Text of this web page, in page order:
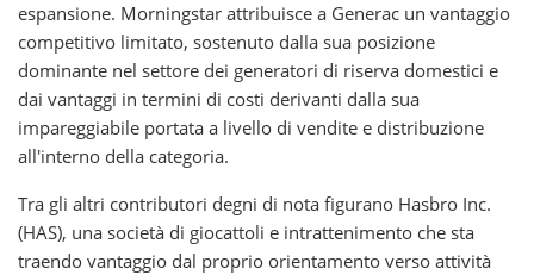
espansione. Morningstar attribuisce a Generac un vantaggio
competitivo limitato, sostenuto dalla sua posizione
dominante nel settore dei generatori di riserva domestici e
dai vantaggi in termini di costi derivanti dalla sua
impareggiabile portata a livello di vendite e distribuzione
all'interno della categoria.
Tra gli altri contributori degni di nota figurano Hasbro Inc.
(HAS), una società di giocattoli e intrattenimento che sta
traendo vantaggio dal proprio orientamento verso attività